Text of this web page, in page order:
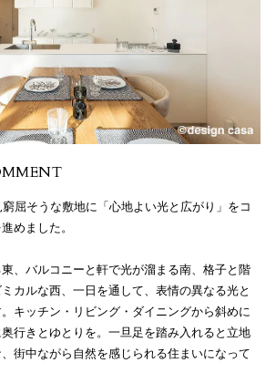
屈そうな敷地に「心地よい光と広がり」をコ
めました。
、バルコニーと軒で光が溜まる南、格子と階
カルな西、一日を通して、表情の異なる光と
キッチン・リビング・ダイニングから斜めに
行きとゆとりを。一旦足を踏み入れると立地
街中ながら自然を感じられる住まいになって